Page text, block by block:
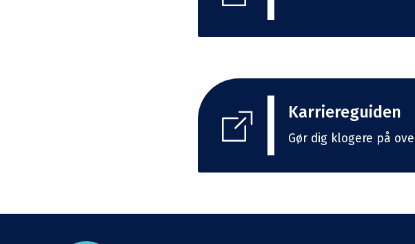
Karriereguiden
Gør dig klogere på